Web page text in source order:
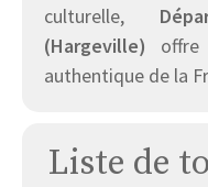
culturelle,
(Hargeville) offre
authentique de la
Liste de